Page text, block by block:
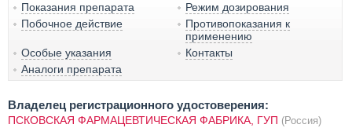
Показания препарата
Режим дозирования
Побочное действие
Противопоказания к
применению
Особые указания
Контакты
Аналоги препарата
Владелец регистрационного удостоверения:
ПСКОВСКАЯ ФАРМАЦЕВТИЧЕСКАЯ ФАБРИКА, ГУП (Россия)